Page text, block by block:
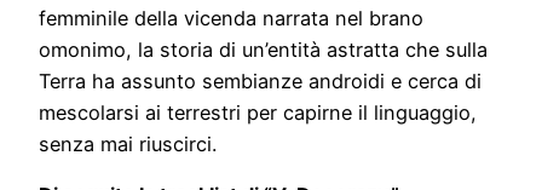
femminile della vicenda narrata nel brano
omonimo, la storia di un’entità astratta che sulla
Terra ha assunto sembianze androidi e cerca di
mescolarsi ai terrestri per capirne il linguaggio,
senza mai riuscirci.